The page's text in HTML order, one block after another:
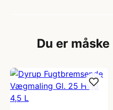
Du er